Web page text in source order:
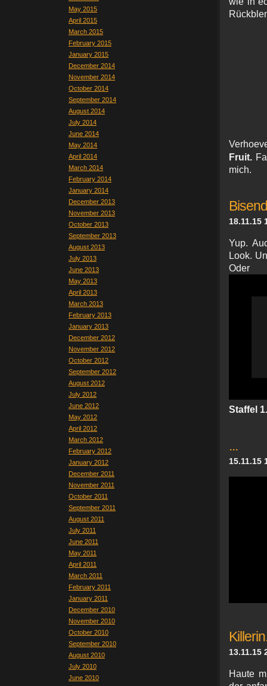
May 2015
April 2015
March 2015
February 2015
January 2015
December 2014
November 2014
October 2014
September 2014
August 2014
July 2014
June 2014
May 2014
April 2014
March 2014
February 2014
January 2014
December 2013
November 2013
October 2013
September 2013
August 2013
July 2013
June 2013
May 2013
April 2013
March 2013
February 2013
January 2013
December 2012
November 2012
October 2012
September 2012
August 2012
July 2012
June 2012
May 2012
April 2012
March 2012
February 2012
January 2012
December 2011
November 2011
October 2011
September 2011
August 2011
July 2011
June 2011
May 2011
April 2011
March 2011
February 2011
January 2011
December 2010
November 2010
October 2010
September 2010
August 2010
July 2010
June 2010
Fruit.
mich.
18.11.15
Yup.
Look.
Staffel 1.
...
15.11.15
13.11.15
Haute